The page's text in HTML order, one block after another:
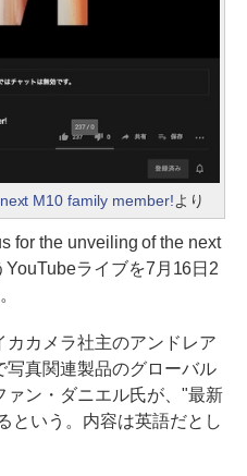
M10 family member!より
for the unveiling of the next
ライブを7月16日2
カメラ社主のアンドレア
写真関連製品のグローバル
ァン・ダニエル氏が、"最新
という。内容は英語だとし